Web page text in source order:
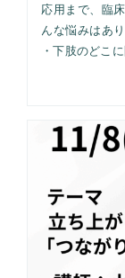
応用まで、臨
んな悩みはあ
・下肢のどこ